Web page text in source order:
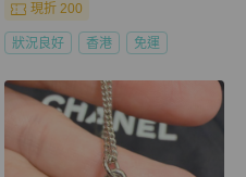
現折 200
狀況良好 香港 免運